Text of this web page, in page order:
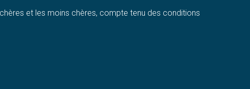
et les moins chères, compte tenu des conditions